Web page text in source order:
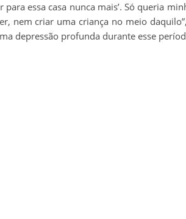
para essa casa nunca mais’. Só queria
nem criar uma criança no meio
depressão profunda durante esse